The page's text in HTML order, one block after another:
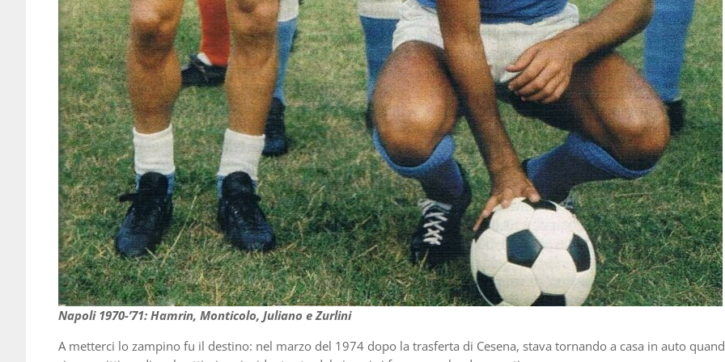
Napoli 1970-’71: Hamrin, Monticolo, Juliano e Zurlini
A metterci lo zampino fu il destino: nel marzo del 1974 dopo la trasferta di Cesena, stava tornando a casa in auto